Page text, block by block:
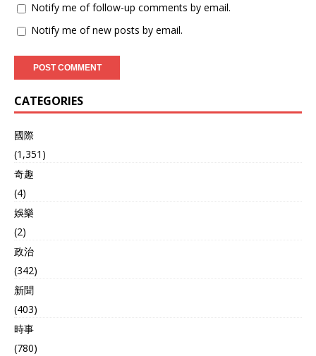
Notify me of follow-up comments by email.
Notify me of new posts by email.
CATEGORIES
國際
(1,351)
奇趣
(4)
娛樂
(2)
政治
(342)
新聞
(403)
時事
(780)